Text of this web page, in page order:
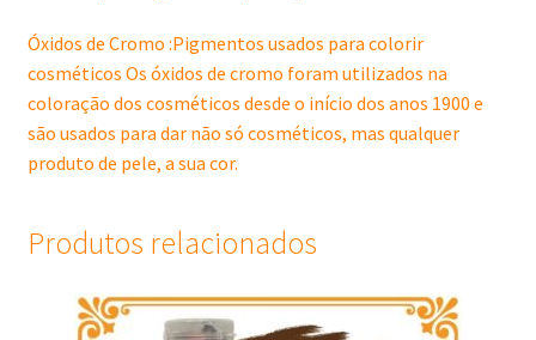
Óxidos de Cromo :Pigmentos usados para colorir
cosméticos Os óxidos de cromo foram utilizados na
coloração dos cosméticos desde o início dos anos 1900 e
são usados para dar não só cosméticos, mas qualquer
produto de pele, a sua cor.
Produtos relacionados